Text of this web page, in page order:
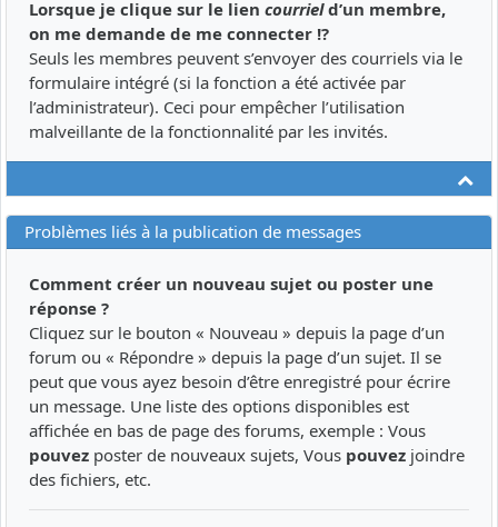
Lorsque je clique sur le lien courrield’un membre,
on me demande de me connecter !?
Seuls les membres peuvent s’envoyer des courriels via le
formulaire intégré (si la fonction a été activée par
l’administrateur). Ceci pour empêcher l’utilisation
malveillante de la fonctionnalité par les invités.
Problèmes liés à la publication de messages
Comment créer un nouveau sujet ou poster une
réponse ?
Cliquez sur le bouton « Nouveau » depuis la page d’un
forum ou « Répondre » depuis la page d’un sujet. Il se
peut que vous ayez besoin d’être enregistré pour écrire
un message. Une liste des options disponibles est
affichée en bas de page des forums, exemple : Vous
pouvez poster de nouveaux sujets, Vous pouvez joindre
des fichiers, etc.